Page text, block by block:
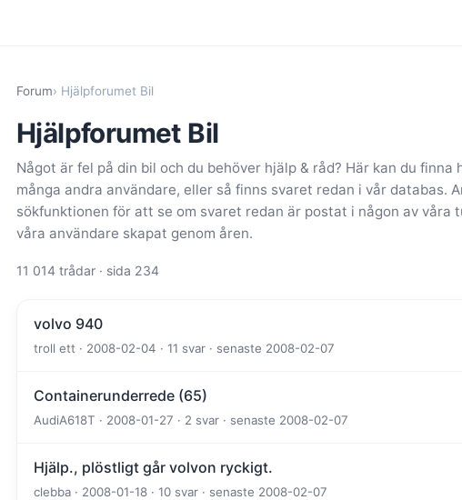
Forum› Hjälpforumet Bil
Hjälpforumet Bil
Något är fel på din bil och du behöver hjälp & råd? Här kan du finna
många andra användare, eller så finns svaret redan i vår databas.
sökfunktionen för att se om svaret redan är postat i någon av våra
våra användare skapat genom åren.
11 014 trådar · sida 234
volvo 940
troll ett · 2008-02-04 · 11 svar · senaste 2008-02-07
Containerunderrede (65)
AudiA618T · 2008-01-27 · 2 svar · senaste 2008-02-07
Hjälp., plöstligt går volvon ryckigt.
clebba · 2008-01-18 · 10 svar · senaste 2008-02-07